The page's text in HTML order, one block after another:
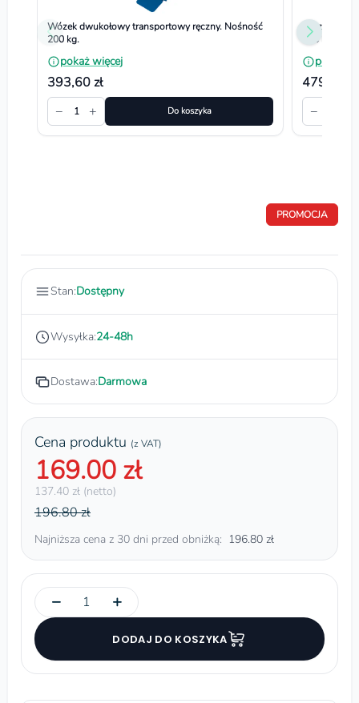
Wózek dwukołowy transportowy ręczny. Nośność
200 kg.
pokaż więcej
393,60 zł
−
1 + Do koszyka
Wózek
250 kg
pokaż
479,70 zł
−
PROMOCJA
Stan:Dostępny
Wysyłka:24-48h
Dostawa:Darmowa
Cena produktu (z VAT)
169.00 zł
137.40 zł (netto)
196.80 zł
Najniższa cena z 30 dni przed obniżką: 196.80 zł
− +
DODAJ DO KOSZYKA